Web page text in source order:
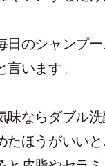
日のシャンプ
います。
味ならダブル
たほうがいい